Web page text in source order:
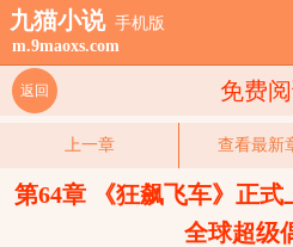
九猫小说 手机版
m.9maoxs.com
免费
返回
上一章 查看最新
第64章 《狂飙飞车》正
全球超级